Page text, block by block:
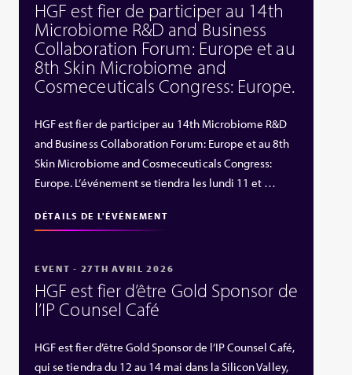
HGF est fier de participer au 14th
Microbiome R&D and Business
Collaboration Forum: Europe et au
8th Skin Microbiome and
Cosmeceuticals Congress: Europe.
HGF est fier de participer au 14th Microbiome R&D
and Business Collaboration Forum: Europe et au 8th
Skin Microbiome and Cosmeceuticals Congress:
Europe. L’événement se tiendra les lundi 11 et …
DÉTAILS DE L'ÉVÉNEMENT
EVENT - 27TH AVRIL 2026
HGF est fier d’être Gold Sponsor de
l’IP Counsel Café
HGF est fier d’être Gold Sponsor de l’IP Counsel Café,
qui se tiendra du 12 au 14 mai dans la Silicon Valley,